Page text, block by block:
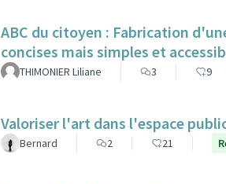
ABC du citoyen : Fabrication
concises mais simples et
THIMONIER Liliane 3 9
Valoriser l'art dans l'espace
Bernard 2 21